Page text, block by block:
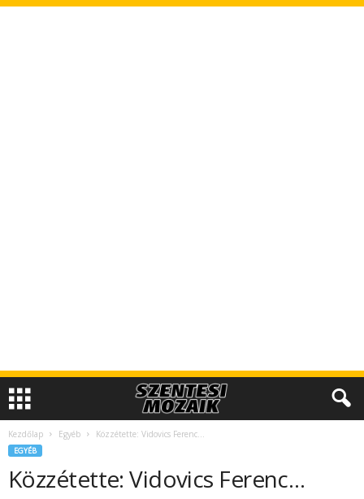
Kezdőlap Egyéb Közzétette: Vidovics Ferenc…
EGYÉB
Közzétette: Vidovics Ferenc…